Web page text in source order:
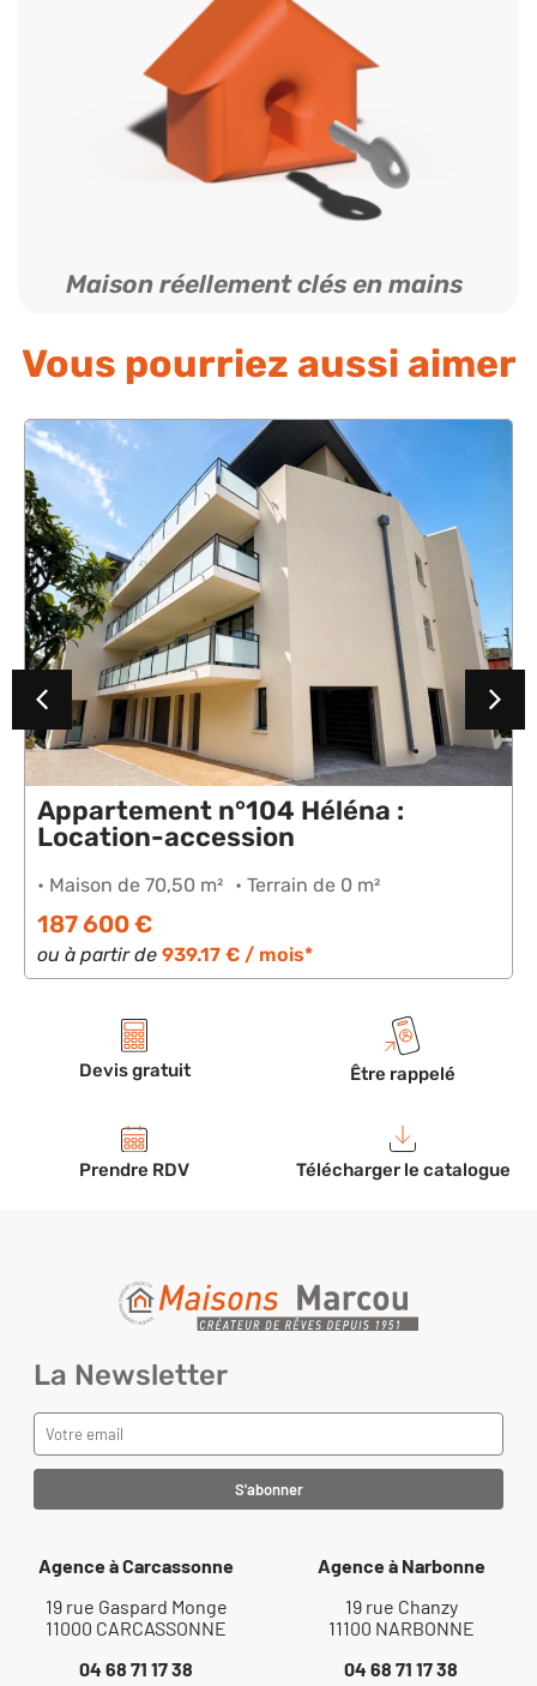
Maison réellement clés en mains
Vous pourriez aussi aimer
Appartement n°104 Héléna :
Location-accession
• Maison de 70,50 m² • Terrain de 0 m²
187 600 €
ou à partir de 939.17 € / mois*
Devis gratuit Être rappelé
Prendre RDV Télécharger le catalogue
La Newsletter
Agence à Carcassonne
19 rue Gaspard Monge
11000 CARCASSONNE
04 68 71 17 38
Agence à Narbonne
19 rue Chanzy
11100 NARBONNE
04 68 71 17 38